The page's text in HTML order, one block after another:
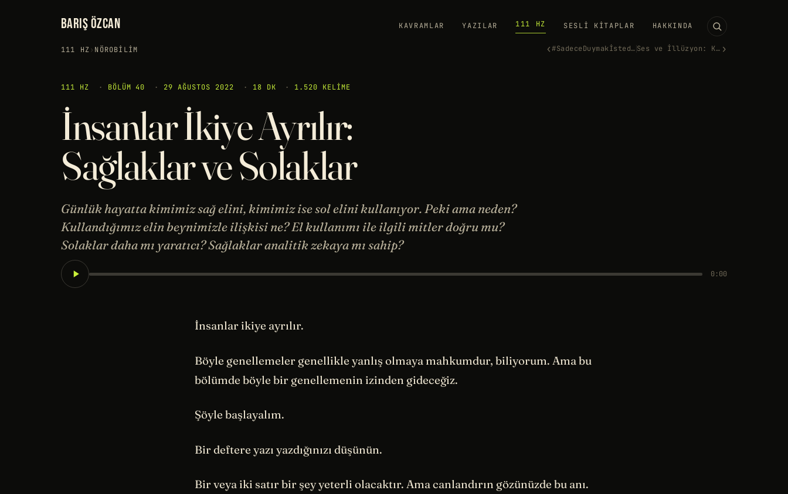
BARIŞ ÖZCAN KAVRAMLAR YAZILAR 111 HZ SESLI KITAPLAR HAKKINDA
111 HZ› NÖROBILIM ‹ #SadeceDuymakİstediklerin - Y… Ses ve İllüzyon: Kulak Yanıls… ›
111 HZ · BÖLÜM 40 · 29 AĞUSTOS 2022 · 18 DK · 1.520 KELIME
İnsanlar İkiye Ayrılır:
Sağlaklar ve Solaklar
Günlük hayatta kimimiz sağ elini, kimimiz ise sol elini kullanıyor. Peki ama neden?
Kullandığımız elin beynimizle ilişkisi ne? El kullanımı ile ilgili mitler doğru mu?
Solaklar daha mı yaratıcı? Sağlaklar analitik zekaya mı sahip?
0:00
İnsanlar ikiye ayrılır.
Böyle genellemeler genellikle yanlış olmaya mahkumdur, biliyorum. Ama bu
bölümde böyle bir genellemenin izinden gideceğiz.
Şöyle başlayalım.
Bir deftere yazı yazdığınızı düşünün.
Bir veya iki satır bir şey yeterli olacaktır. Ama canlandırın gözünüzde bu anı.